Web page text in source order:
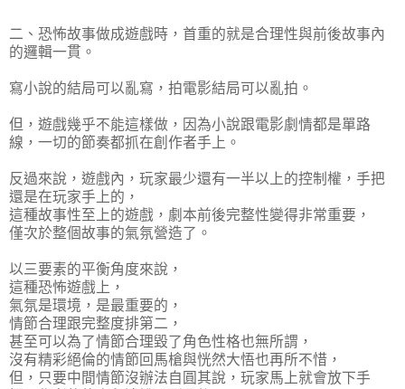
二、恐怖故事做成遊戲時，首重的就是合理性與前後故事內
的邏輯一貫。
寫小說的結局可以亂寫，拍電影結局可以亂拍。
但，遊戲幾乎不能這樣做，因為小說跟電影劇情都是單路
線，一切的節奏都抓在創作者手上。
反過來說，遊戲內，玩家最少還有一半以上的控制權，手把
還是在玩家手上的，
這種故事性至上的遊戲，劇本前後完整性變得非常重要，
僅次於整個故事的氣氛營造了。
以三要素的平衡角度來說，
這種恐怖遊戲上，
氣氛是環境，是最重要的，
情節合理跟完整度排第二，
甚至可以為了情節合理毀了角色性格也無所謂，
沒有精彩絕倫的情節回馬槍與恍然大悟也再所不惜，
但，只要中間情節沒辦法自圓其說，玩家馬上就會放下手